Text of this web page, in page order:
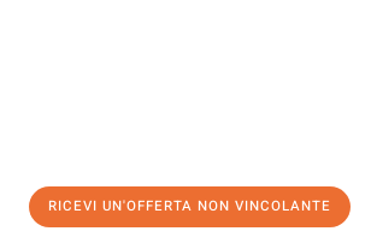
RICEVI UN'OFFERTA NON VINCOLANTE